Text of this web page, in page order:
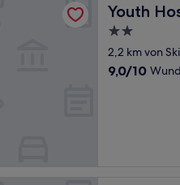
Youth
Youth
2.0-
Sterne-
Unterkunft
2,2 km von
9.0
9,0/10